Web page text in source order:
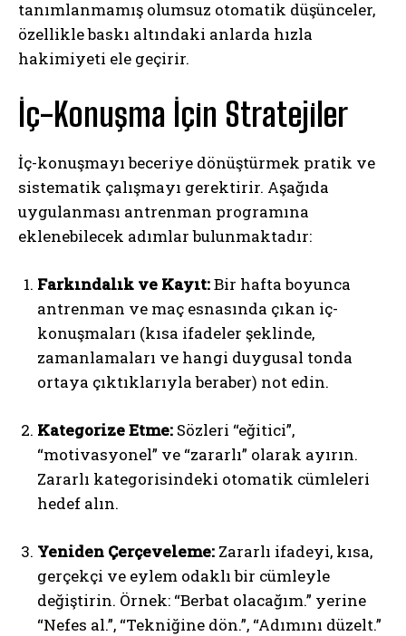
tanımlanmamış olumsuz otomatik düşünceler,
özellikle baskı altındaki anlarda hızla
hakimiyeti ele geçirir.
İç-Konuşma İçin Stratejiler
İç-konuşmayı beceriye dönüştürmek pratik ve
sistematik çalışmayı gerektirir. Aşağıda
uygulanması antrenman programına
eklenebilecek adımlar bulunmaktadır:
Farkındalık ve Kayıt:Bir hafta boyunca
antrenman ve maç esnasında çıkan iç-
konuşmaları (kısa ifadeler şeklinde,
zamanlamaları ve hangi duygusal tonda
ortaya çıktıklarıyla beraber) not edin.
Kategorize Etme: Sözleri “eğitici”,
“motivasyonel” ve “zararlı” olarak ayırın.
Zararlı kategorisindeki otomatik cümleleri
hedef alın.
Yeniden Çerçeveleme: Zararlı ifadeyi, kısa,
gerçekçi ve eylem odaklı bir cümleyle
değiştirin. Örnek: “Berbat olacağım.” yerine
“Nefes al.”, “Tekniğine dön.”, “Adımını düzelt.”